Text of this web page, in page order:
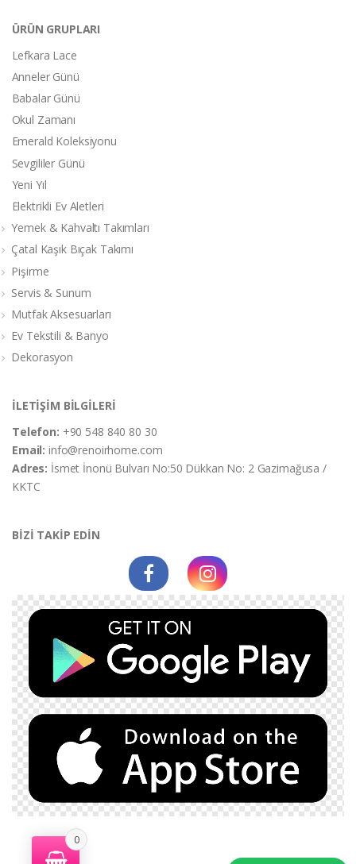
ÜRÜN GRUPLARI
Lefkara Lace
Anneler Günü
Babalar Günü
Okul Zamanı
Emerald Koleksiyonu
Sevgililer Günü
Yeni Yıl
Elektrikli Ev Aletleri
Yemek & Kahvaltı Takımları
Çatal Kaşık Bıçak Takımı
Pişirme
Servis & Sunum
Mutfak Aksesuarları
Ev Tekstili & Banyo
Dekorasyon
İLETİŞİM BİLGİLERİ
Telefon: +90 548 840 80 30
Email:info@renoirhome.com
Adres: İsmet İnonü Bulvarı No:50 Dükkan No: 2 Gazimağusa /
KKTC
BİZİ TAKİP EDİN
0